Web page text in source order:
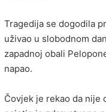
Tragedija se dogodila
uživao u slobodnom
zapadnoj obali
napao.
Čovjek je rekao da nije